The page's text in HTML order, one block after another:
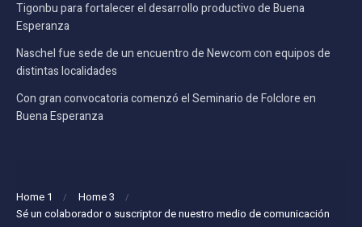
Tigonbu para fortalecer el desarrollo productivo de Buena
Esperanza
Naschel fue sede de un encuentro de Newcom con equipos de
distintas localidades
Con gran convocatoria comenzó el Seminario de Folclore en
Buena Esperanza
Home 1
Home 3
Sé un colaborador o suscriptor de nuestro medio de comunicación